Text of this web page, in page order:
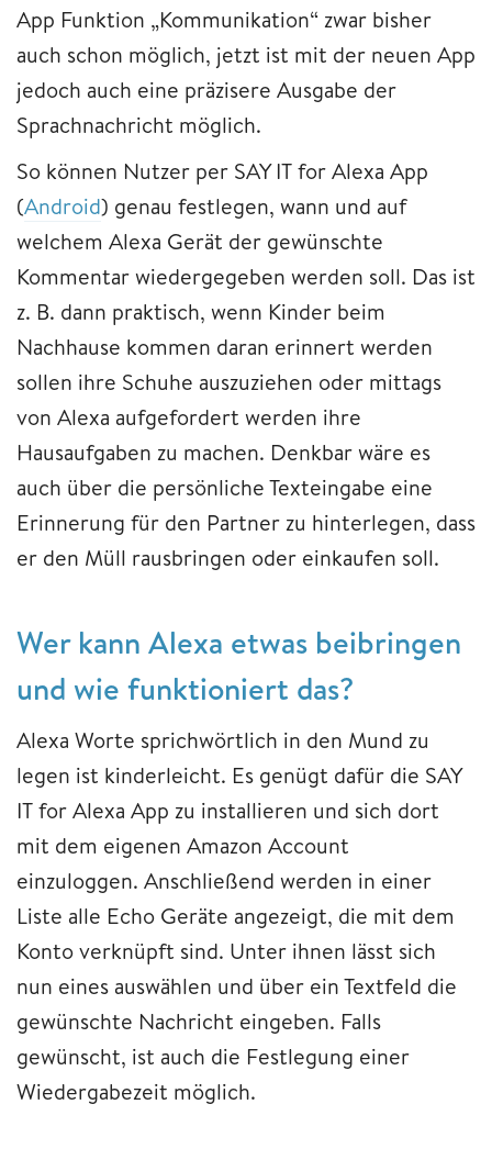
App Funktion „Kommunikation“ zwar bisher
auch schon möglich, jetzt ist mit der neuen App
jedoch auch eine präzisere Ausgabe der
Sprachnachricht möglich.
So können Nutzer per SAY IT for Alexa App
(Android) genau festlegen, wann und auf
welchem Alexa Gerät der gewünschte
Kommentar wiedergegeben werden soll. Das ist
z. B. dann praktisch, wenn Kinder beim
Nachhause kommen daran erinnert werden
sollen ihre Schuhe auszuziehen oder mittags
von Alexa aufgefordert werden ihre
Hausaufgaben zu machen. Denkbar wäre es
auch über die persönliche Texteingabe eine
Erinnerung für den Partner zu hinterlegen, dass
er den Müll rausbringen oder einkaufen soll.
Wer kann Alexa etwas beibringen
und wie funktioniert das?
Alexa Worte sprichwörtlich in den Mund zu
legen ist kinderleicht. Es genügt dafür die SAY
IT for Alexa App zu installieren und sich dort
mit dem eigenen Amazon Account
einzuloggen. Anschließend werden in einer
Liste alle Echo Geräte angezeigt, die mit dem
Konto verknüpft sind. Unter ihnen lässt sich
nun eines auswählen und über ein Textfeld die
gewünschte Nachricht eingeben. Falls
gewünscht, ist auch die Festlegung einer
Wiedergabezeit möglich.